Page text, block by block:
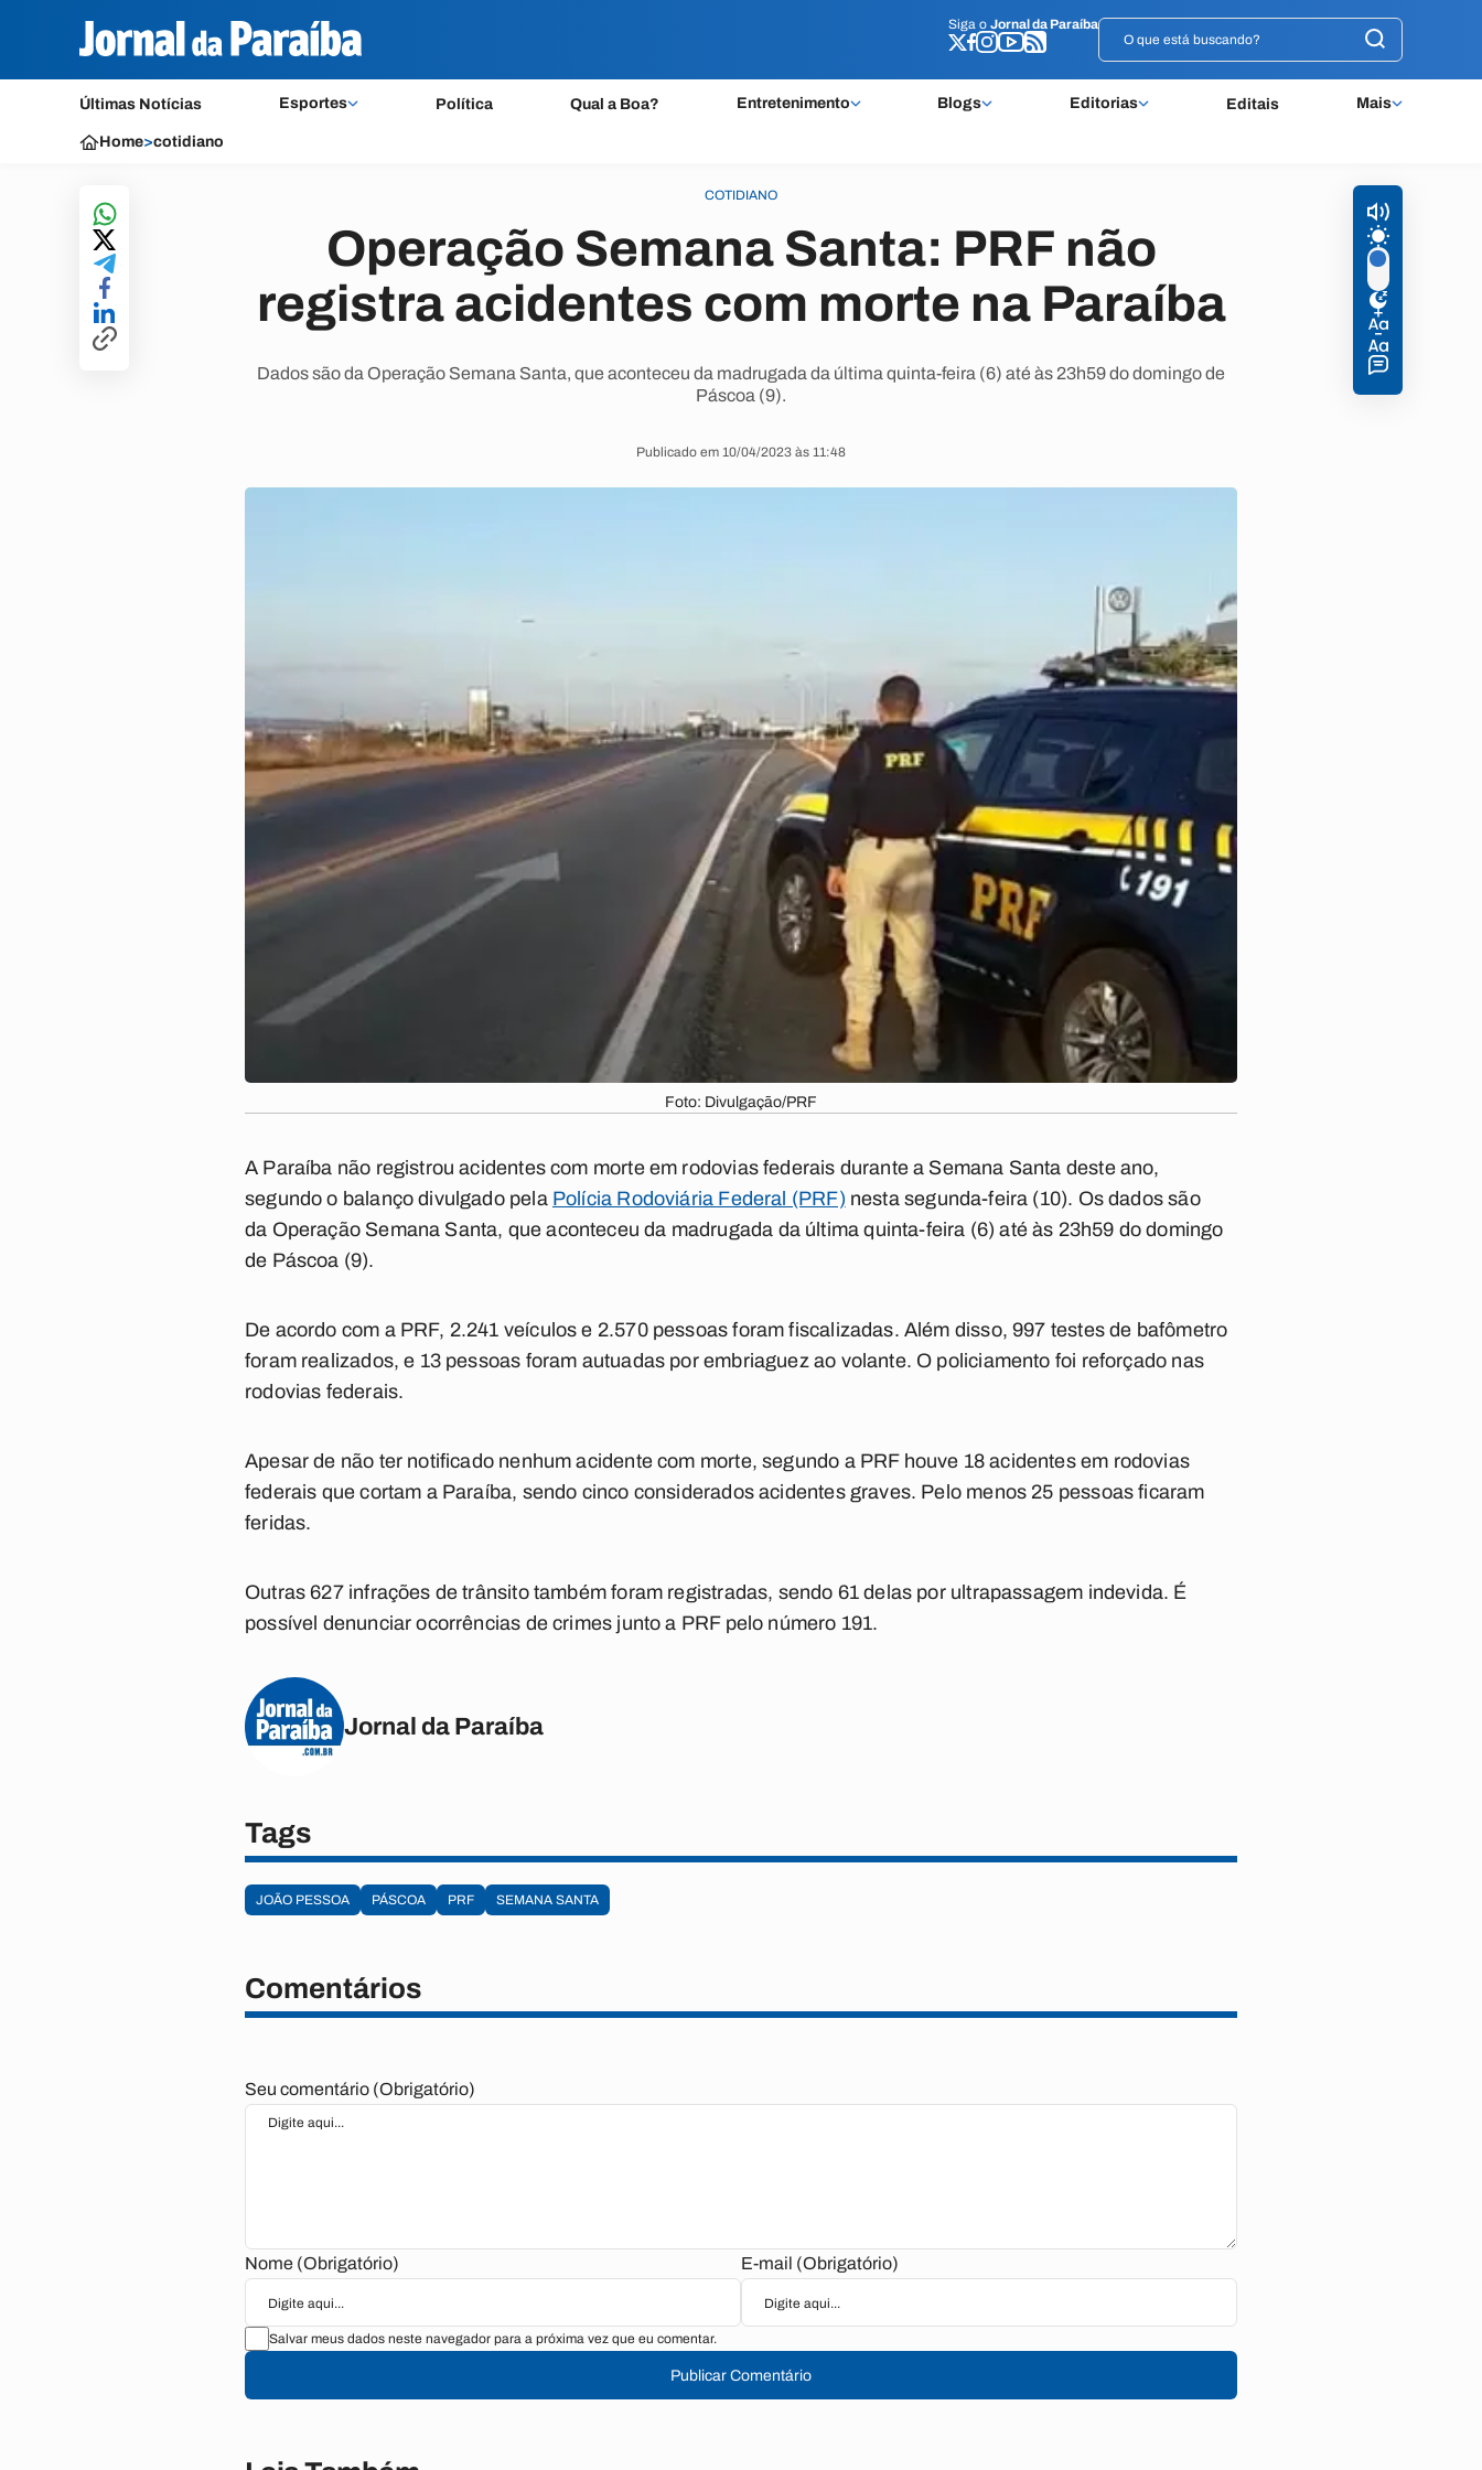
Siga o Jornal da Paraíba
Últimas Notícias Esportes Política Qual a Boa? Entretenimento Blogs Editorias Editais Mais
Siga o Jornal da Paraíba
Home>cotidiano
COTIDIANO
Operação Semana Santa: PRF não
registra acidentes com morte na Paraíba
Dados são da Operação Semana Santa, que aconteceu da madrugada da última quinta-feira (6) até às 23h59 do domingo de
Páscoa (9).
Publicado em 10/04/2023 às 11:48
Foto: Divulgação/PRF
A Paraíba não registrou acidentes com morte em rodovias federais durante a Semana Santa deste ano,
segundo o balanço divulgado pela Polícia Rodoviária Federal (PRF) nesta segunda-feira (10). Os dados são
da Operação Semana Santa, que aconteceu da madrugada da última quinta-feira (6) até às 23h59 do domingo
de Páscoa (9).
De acordo com a PRF, 2.241 veículos e 2.570 pessoas foram fiscalizadas. Além disso, 997 testes de bafômetro
foram realizados, e 13 pessoas foram autuadas por embriaguez ao volante. O policiamento foi reforçado nas
rodovias federais.
Apesar de não ter notificado nenhum acidente com morte, segundo a PRF houve 18 acidentes em rodovias
federais que cortam a Paraíba, sendo cinco considerados acidentes graves. Pelo menos 25 pessoas ficaram
feridas.
Outras 627 infrações de trânsito também foram registradas, sendo 61 delas por ultrapassagem indevida. É
possível denunciar ocorrências de crimes junto a PRF pelo número 191.
Jornal da Paraíba
Tags
JOÃO PESSOA PÁSCOA PRF SEMANA SANTA
Comentários
Seu comentário (Obrigatório)
Nome (Obrigatório) E-mail (Obrigatório)
Salvar meus dados neste navegador para a próxima vez que eu comentar.
Publicar Comentário